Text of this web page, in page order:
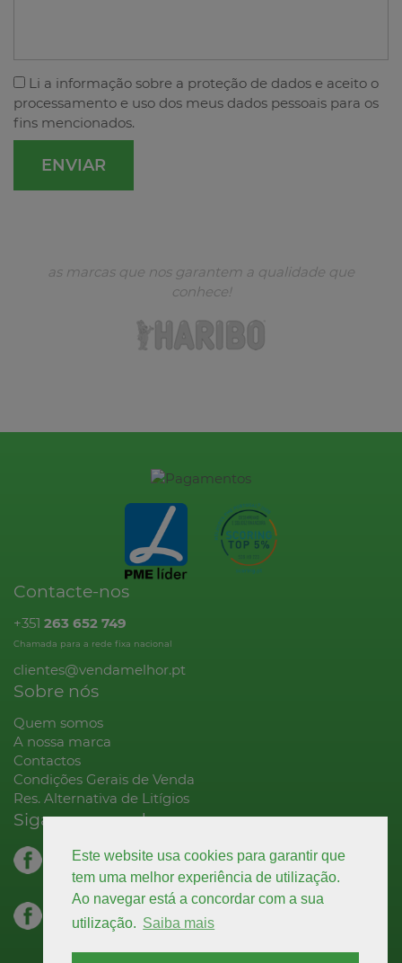
Este website usa cookies para garantir que
tem uma melhor experiência de utilização.
Ao navegar está a concordar com a sua
utilização. Saiba mais
Li a informação sobre a proteção de dados e aceito o
processamento e uso dos meus dados pessoais para os
fins mencionados.
as marcas que nos garantem a qualidade que
conhece!
Contacte-nos
+351 263 652 749
Chamada para a rede fixa nacional
clientes@vendamelhor.pt
Sobre nós
Quem somos
A nossa marca
Contactos
Condições Gerais de Venda
Res. Alternativa de Litígios
Siga-nos na rede
facebook.com
decoração
facebook.com
higiene & limpeza